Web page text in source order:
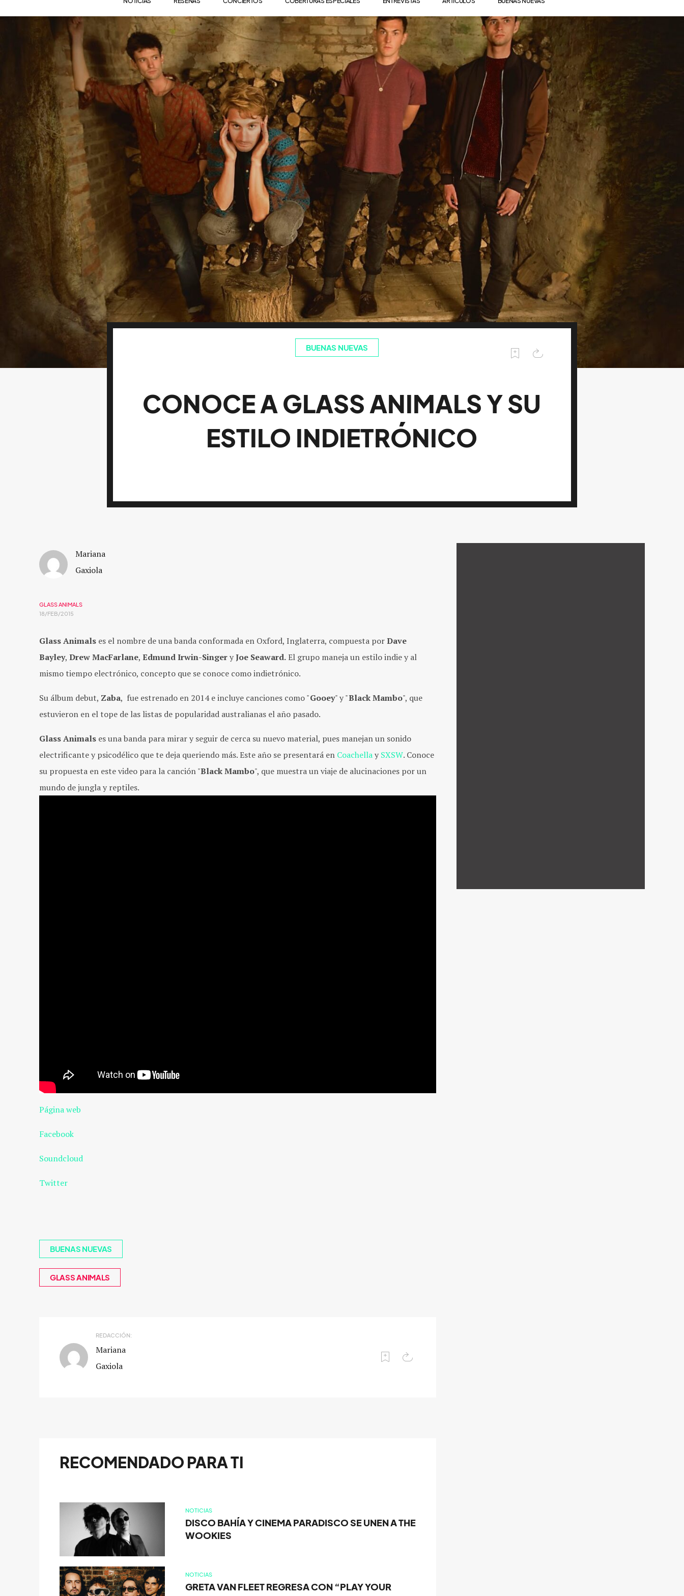
BUENAS NUEVAS
CONOCE A GLASS ANIMALS Y SU
ESTILO INDIETRÓNICO
Mariana
Gaxiola
GLASS ANIMALS
18/FEB/2015
Glass Animals es el nombre de una banda conformada en Oxford, Inglaterra, compuesta porDave
Bayley, Drew MacFarlane, Edmund Irwin-SingeryJoe Seaward.El grupo maneja un estilo indie y al
mismo tiempo electrónico, concepto que se conoce como indietrónico.
Su álbum debut, Zaba, fue estrenado en 2014 e incluye canciones como "Gooey" y "Black Mambo", que
estuvieron en el tope de las listas de popularidad australianas el año pasado.
Glass Animals es una banda para mirar y seguir de cerca su nuevo material, pues manejan un sonido
electrificante y psicodélico que te deja queriendo más. Este año se presentará en Coachellay SXSW. Conoce
su propuesta en este video para la canción "Black Mambo", que muestra un viaje de alucinaciones por un
mundo de jungla y reptiles.
Página web
Facebook
Soundcloud
Twitter
BUENAS NUEVAS
GLASS ANIMALS
REDACCIÓN:
Mariana
Gaxiola
RECOMENDADO PARA TI
NOTICIAS
DISCO BAHÍA Y CINEMA PARADISCO SE UNEN A THE
WOOKIES
NOTICIAS
GRETA VAN FLEET REGRESA CON “PLAY YOUR